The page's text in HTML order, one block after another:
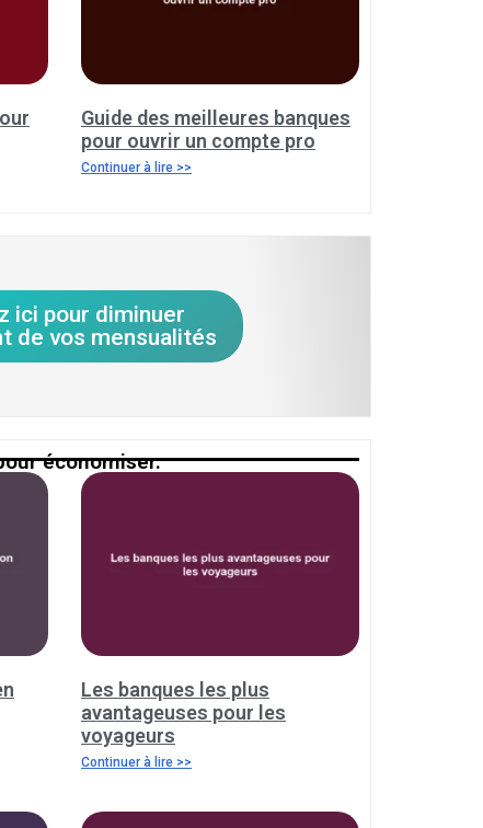
Guide des meilleures banques
pour ouvrir un compte pro
Continuer à lire >>
ici pour diminuer
de vos mensualités
économiser.
Les banques les plus
avantageuses pour les
voyageurs
Continuer à lire >>